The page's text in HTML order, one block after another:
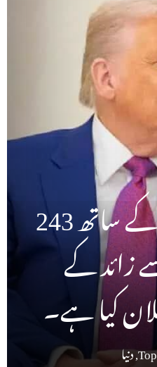
امریکہ نے قطر کے ساتھ 243
زائد کے
کیا ہے۔
,دنیا